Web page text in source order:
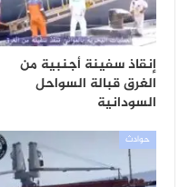
إنقاذ سفينة أجنبية من
الغرق قبالة السواحل
السودانية
حوادث